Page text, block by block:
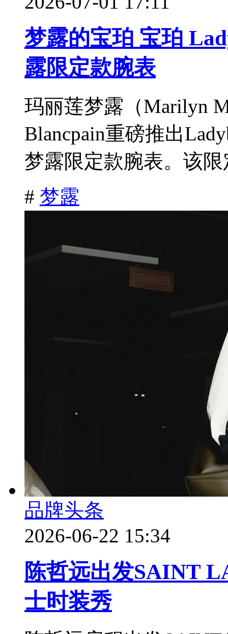
梦露的宝珀 宝珀
露限定款腕表
玛丽莲梦露（Marilyn
Blancpain重磅推出
梦露限定款腕表。该限
# 梦露
品牌头条
2026-06-22 15:34
陈哲远出发SAINT
士时装秀